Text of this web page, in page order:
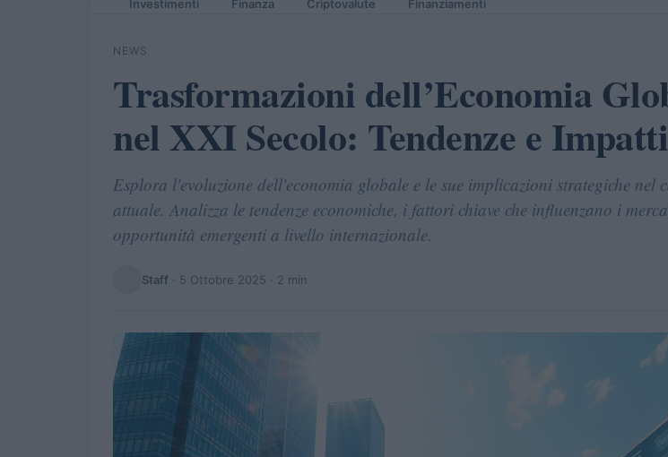
Investimenti Finanza Criptovalute Finanziamenti
NEWS
Trasformazioni dell’Economia
nel XXI Secolo: Tendenze e Impatti
Esplora l'evoluzione dell'economia globale e le sue implicazioni strategiche nel
attuale. Analizza le tendenze economiche, i fattori chiave che influenzano i
opportunità emergenti a livello internazionale.
Staff · 5 Ottobre 2025 · 2 min